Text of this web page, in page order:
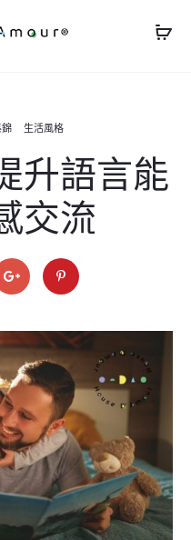
生活風格
升語言能
交流